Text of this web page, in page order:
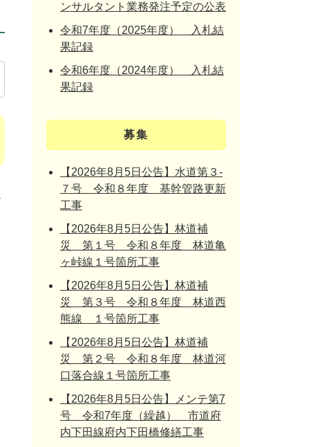
ンサルタント業務発注予定の公表
令和7年度（2025年度） 入札結
果記録
令和6年度（2024年度） 入札結
果記録
募集
【2026年8月5日公告】水道第３-
７号 令和８年度 基幹管路更新
工事
【2026年8月5日公告】林道補
災 第１号 令和８年度 林道亀
ヶ峠線１号箇所工事
【2026年8月5日公告】林道補
災 第３号 令和８年度 林道西
熊線 １号箇所工事
【2026年8月5日公告】林道補
災 第２号 令和８年度 林道河
口落合線１号箇所工事
【2026年8月5日公告】メンテ第7
号 令和7年度（繰越） 市道府
内下田線府内下田橋修繕工事